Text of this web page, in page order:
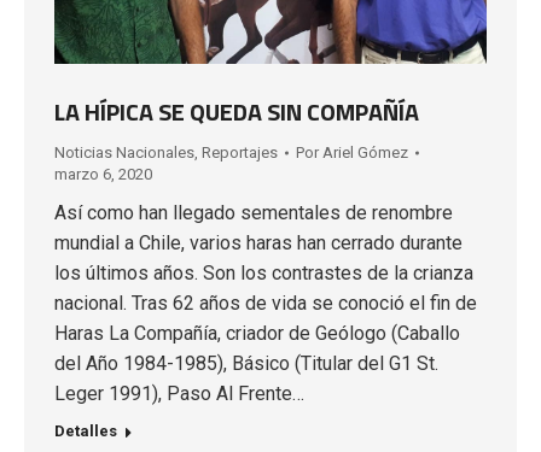
LA HÍPICA SE QUEDA SIN COMPAÑÍA
Noticias Nacionales, Reportajes Por Ariel Gómez
marzo 6, 2020
Así como han llegado sementales de renombre
mundial a Chile, varios haras han cerrado durante
los últimos años. Son los contrastes de la crianza
nacional. Tras 62 años de vida se conoció el fin de
Haras La Compañía, criador de Geólogo (Caballo
del Año 1984-1985), Básico (Titular del G1 St.
Leger 1991), Paso Al Frente…
Detalles